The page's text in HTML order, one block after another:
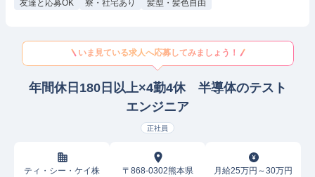
友達と応募OK 寮・社宅あり 髪型・髪色自由
いま見ている求人へ応募してみましょう！
年間休日180日以上×4勤4休 半導体のテスト
エンジニア
正社員
ティ・シー・ケイ株
〒868-0302熊本県
月給25万円～30万円